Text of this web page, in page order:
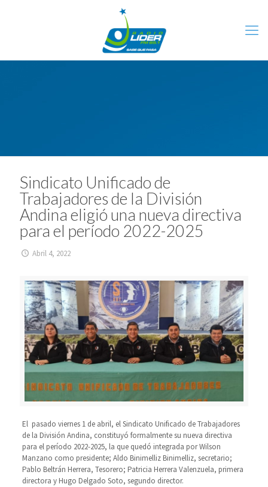
Sindicato Unificado de
Trabajadores de la División
Andina eligió una nueva directiva
para el período 2022-2025
Abril 4, 2022
El pasado viernes 1 de abril, el Sindicato Unificado de Trabajadores
de la División Andina, constituyó formalmente su nueva directiva
para el período 2022-2025, la que quedó integrada por Wilson
Manzano como presidente; Aldo Binimelliz Binimelliz, secretario;
Pablo Beltrán Herrera, Tesorero; Patricia Herrera Valenzuela, primera
directora y Hugo Delgado Soto, segundo director.